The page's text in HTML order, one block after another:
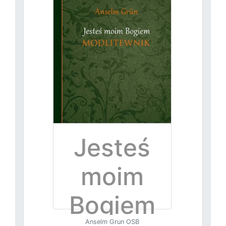
Jesteś
moim
Bogiem
Anselm Grun OSB